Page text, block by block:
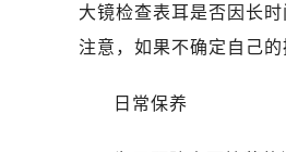
昆明市盘
石家庄市
大镜检查表耳是否因长
注意，如果不确定自己
日常保养